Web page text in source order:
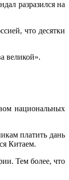
разразился на
что десятки
великой».
национальных
платить дань
Китаем.
Тем более, что